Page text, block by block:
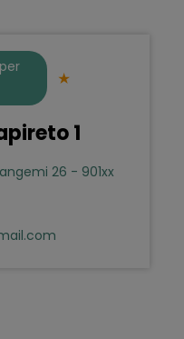
1
26 - 901xx